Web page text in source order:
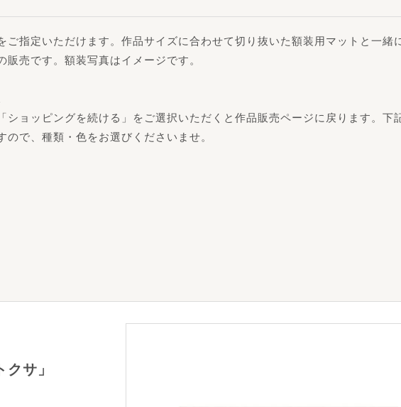
指定いただけます。作品サイズに合わせて切り抜いた額装用マットと一緒
売です。額装写真はイメージです。
ョッピングを続ける」をご選択いただくと作品販売ページに戻ります。下
で、種類・色をお選びくださいませ。
サ」